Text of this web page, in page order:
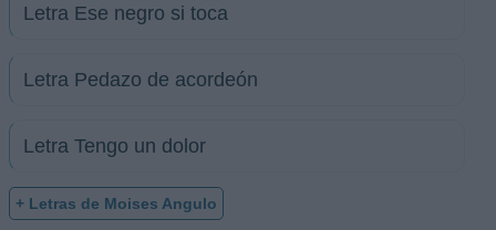
Letra Ese negro si toca
Letra Pedazo de acordeón
Letra Tengo un dolor
+ Letras de Moises Angulo